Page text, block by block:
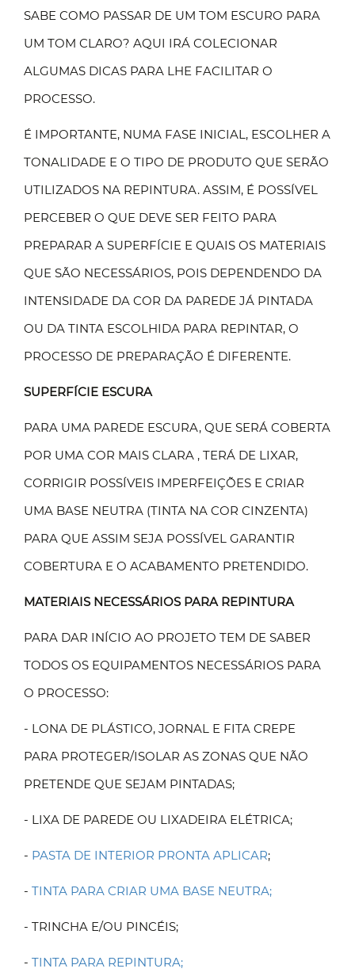
SABE COMO PASSAR DE UM TOM ESCURO PARA
UM TOM CLARO? AQUI IRÁ COLECIONAR
ALGUMAS DICAS PARA LHE FACILITAR O
PROCESSO.
É IMPORTANTE, NUMA FASE INICIAL, ESCOLHER A
TONALIDADE E O TIPO DE PRODUTO QUE SERÃO
UTILIZADOS NA REPINTURA. ASSIM, É POSSÍVEL
PERCEBER O QUE DEVE SER FEITO PARA
PREPARAR A SUPERFÍCIE E QUAIS OS MATERIAIS
QUE SÃO NECESSÁRIOS, POIS DEPENDENDO DA
INTENSIDADE DA COR DA PAREDE JÁ PINTADA
OU DA TINTA ESCOLHIDA PARA REPINTAR, O
PROCESSO DE PREPARAÇÃO É DIFERENTE.
SUPERFÍCIE ESCURA
PARA UMA PAREDE ESCURA, QUE SERÁ COBERTA
POR UMA COR MAIS CLARA , TERÁ DE LIXAR,
CORRIGIR POSSÍVEIS IMPERFEIÇÕES E CRIAR
UMA BASE NEUTRA (TINTA NA COR CINZENTA)
PARA QUE ASSIM SEJA POSSÍVEL GARANTIR
COBERTURA E O ACABAMENTO PRETENDIDO.
MATERIAIS NECESSÁRIOS PARA REPINTURA
PARA DAR INÍCIO AO PROJETO TEM DE SABER
TODOS OS EQUIPAMENTOS NECESSÁRIOS PARA
O PROCESSO:
- LONA DE PLÁSTICO, JORNAL E FITA CREPE
PARA PROTEGER/ISOLAR AS ZONAS QUE NÃO
PRETENDE QUE SEJAM PINTADAS;
- LIXA DE PAREDE OU LIXADEIRA ELÉTRICA;
- PASTA DE INTERIOR PRONTA APLICAR;
- TINTA PARA CRIAR UMA BASE NEUTRA;
- TRINCHA E/OU PINCÉIS;
- TINTA PARA REPINTURA;